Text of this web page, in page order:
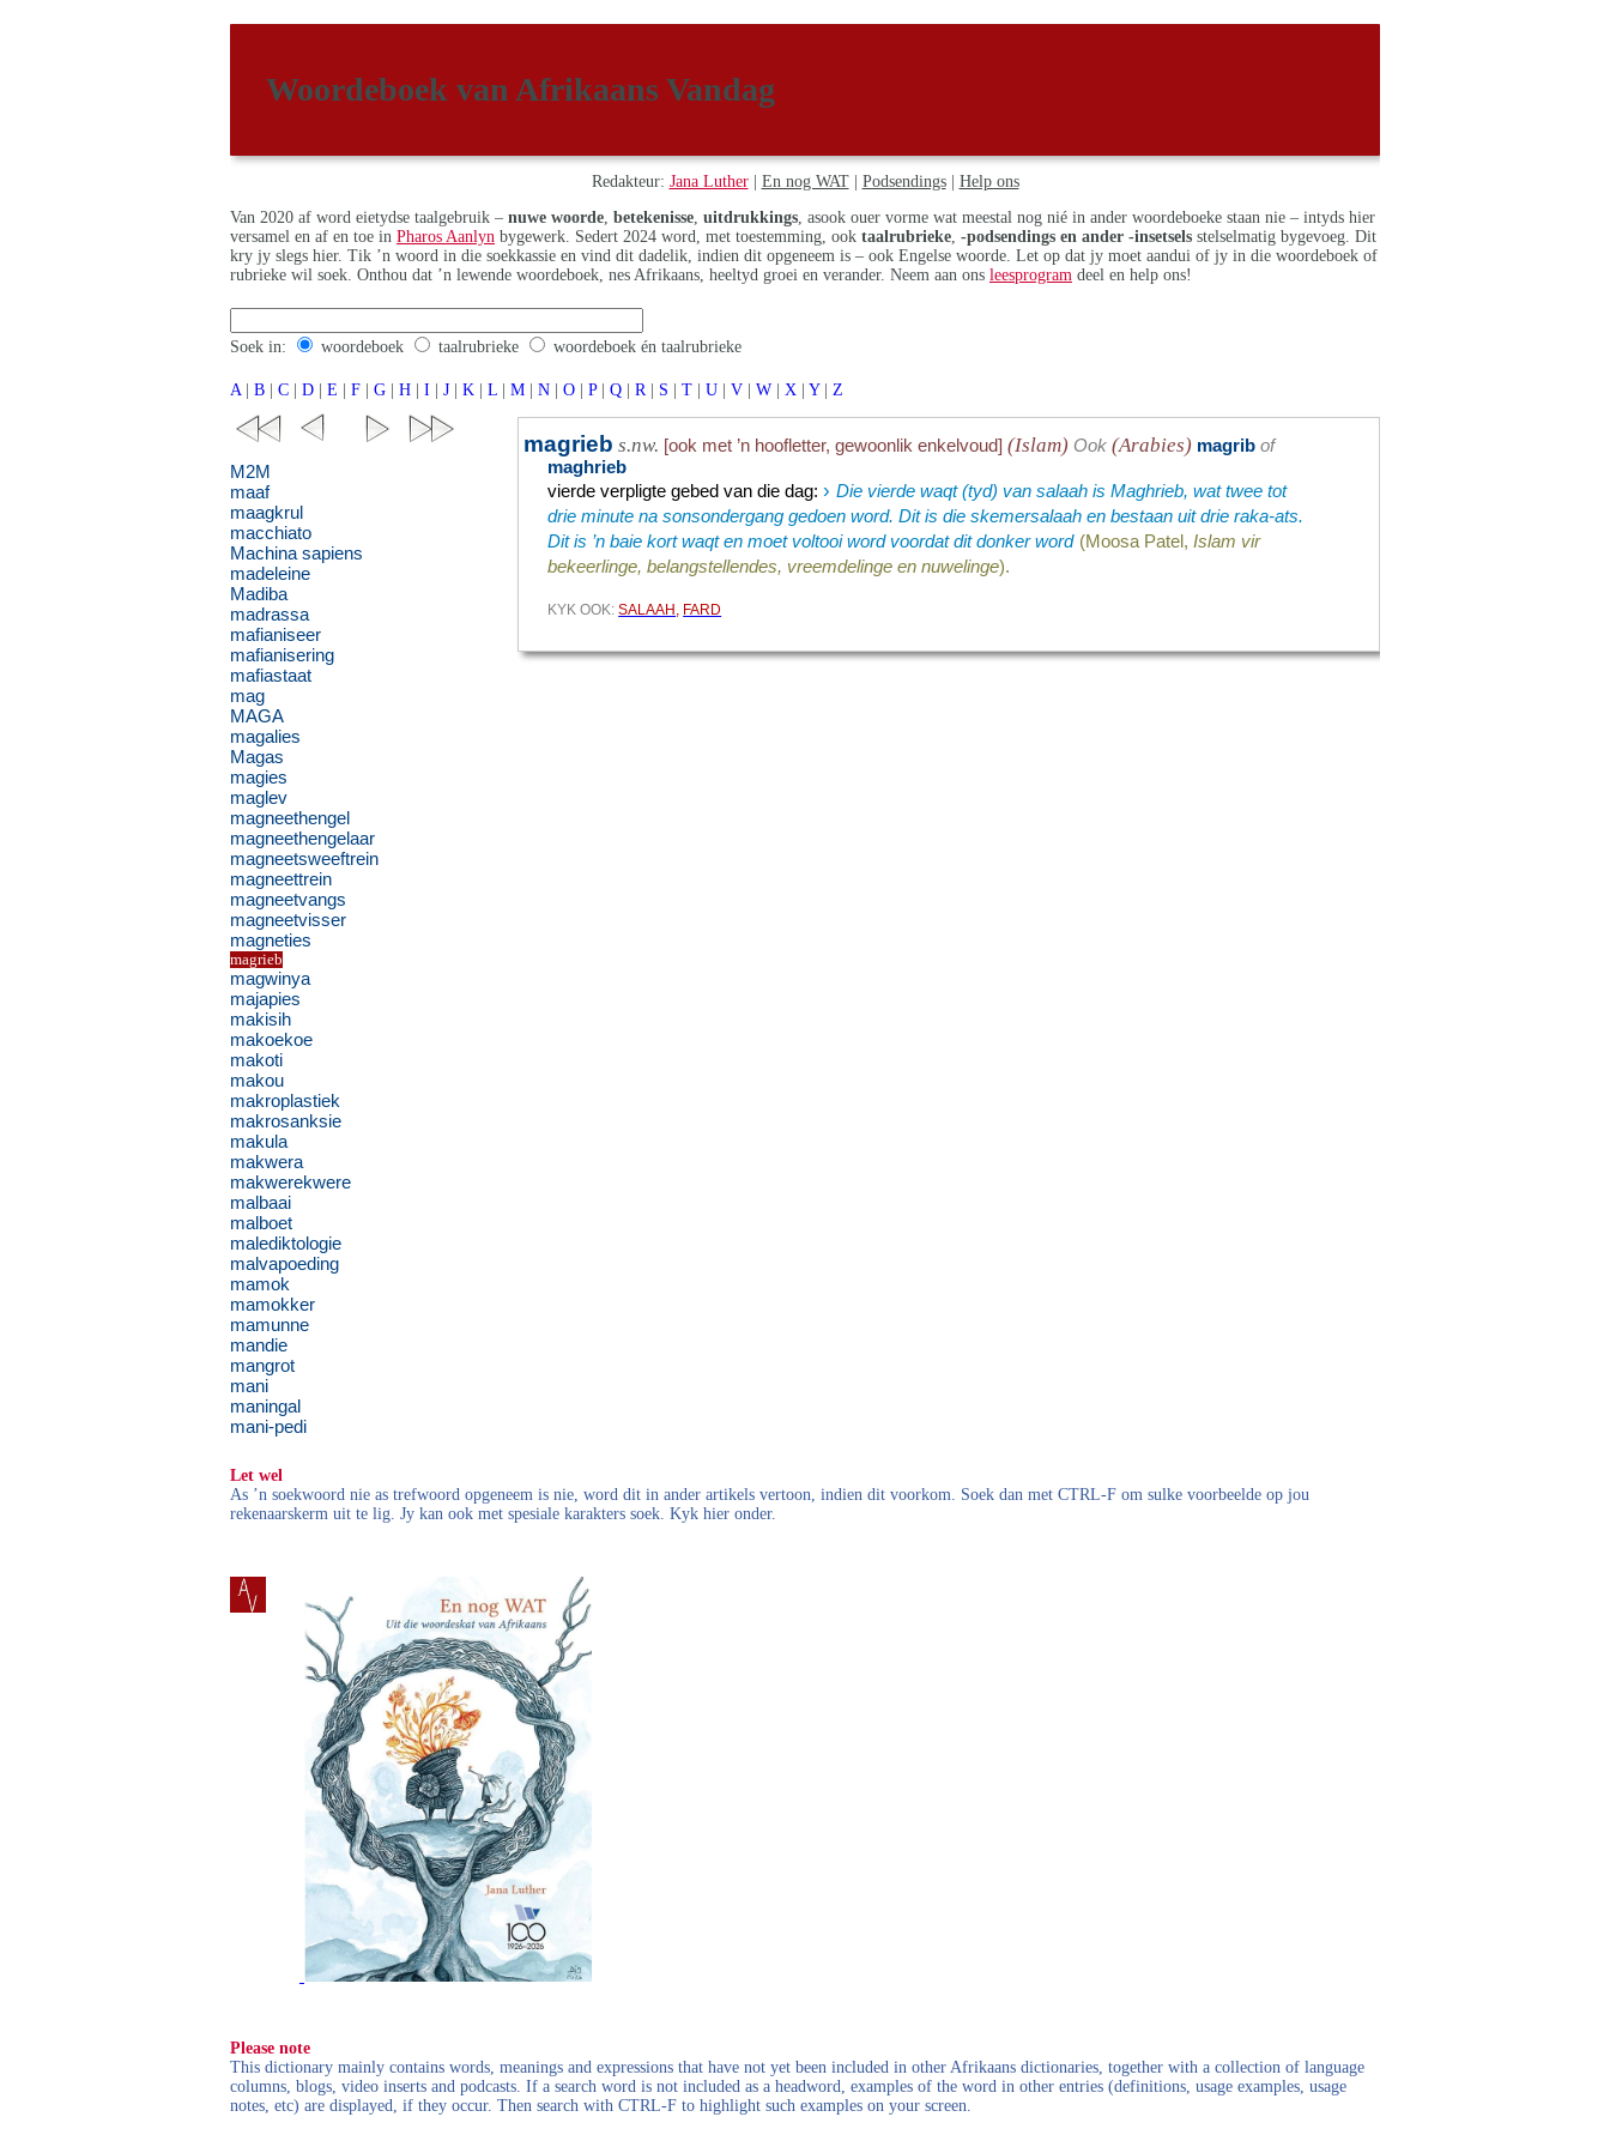
Woordeboek van Afrikaans Vandag
Redakteur: Jana Luther| En nog WAT| Podsendings| Help ons
Van 2020 af word eietydse taalgebruik – nuwe woorde betekenisse uitdrukkings , asook ouer vorme wat meestal nog nié in ander woordeboeke staan nie – intyds hier
versamel en af en toe in Pharos Aanlyn bygewerk. Sedert 2024 word, met toestemming, ook taalrubrieke -podsendings en ander -insetsels stelselmatig bygevoeg. Dit
kry jy slegs hier. Tik ’n woord in die soekkassie en vind dit dadelik, indien dit opgeneem is – ook Engelse woorde. Let op dat jy moet aandui of jy in die woordeboek of
rubrieke wil soek. Onthou dat ’n lewende woordeboek, nes Afrikaans, heeltyd groei en verander. Neem aan ons leesprogram deel en help ons!
Soek in: woordeboek taalrubrieke woordeboek én taalrubrieke
A | B | C | D | E | F | G | H | I | J | K | L | M | N | O | P | Q | R | S | T | U | V | W | X | Y | Z
magrieb s.nw. [ook met ’n hoofletter, gewoonlik enkelvoud] (Islam) Ook (Arabies) magrib of
maghrieb
vierde verpligte gebed van die dag:› Die vierde waqt (tyd) van salaah is Maghrieb, wat twee tot
drie minute na sonsondergang gedoen word. Dit is die skemersalaah en bestaan uit drie raka-ats.
Dit is ’n baie kort waqt en moet voltooi word voordat dit donker word (Moosa Patel,Islam vir
bekeerlinge, belangstellendes, vreemdelinge en nuwelinge).
KYK OOK:SALAAH FARD
M2M
maaf
maagkrul
macchiato
Machina sapiens
madeleine
Madiba
madrassa
mafianiseer
mafianisering
mafiastaat
mag
MAGA
magalies
Magas
magies
maglev
magneethengel
magneethengelaar
magneetsweeftrein
magneettrein
magneetvangs
magneetvisser
magneties
magrieb
magwinya
majapies
makisih
makoekoe
makoti
makou
makroplastiek
makrosanksie
makula
makwera
makwerekwere
malbaai
malboet
malediktologie
malvapoeding
mamok
mamokker
mamunne
mandie
mangrot
mani
maningal
mani-pedi
Let wel
As ’n soekwoord nie as trefwoord opgeneem is nie, word dit in ander artikels vertoon, indien dit voorkom. Soek dan met CTRL-F om sulke voorbeelde op jou
rekenaarskerm uit te lig. Jy kan ook met spesiale karakters soek. Kyk hier onder.
Please note
This dictionary mainly contains words, meanings and expressions that have not yet been included in other Afrikaans dictionaries, together with a collection of language
columns, blogs, video inserts and podcasts. If a search word is not included as a headword, examples of the word in other entries (definitions, usage examples, usage
notes, etc) are displayed, if they occur. Then search with CTRL-F to highlight such examples on your screen.